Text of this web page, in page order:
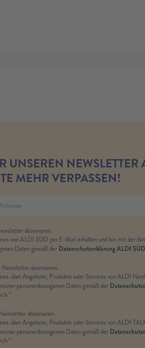
UNSEREN
MEHR VERPASSEN!
abonnieren.
von ALDI SÜD per E-Mail erhalten und bin mit der
Daten gemäß der Datenschutzerklärung ALDI SÜD
Newsletter abonnieren.
über Angebote, Produkte oder Services von ALDI
personenbezogenen Daten gemäß der
abonnieren.
über Angebote, Produkte oder Services von ALDI
personenbezogenen Daten gemäß der